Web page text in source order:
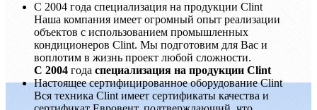
С 2004 года специализация на продукции Clint
Наша компания имеет огромный опыт реализации
объектов с использованием промышленных
кондиционеров Clint. Мы подготовим для Вас и
воплотим в жизнь проект любой сложности.
С 2004 года специализация на продукции Clint
Настоящее сертифицированное оборудование Clint
Вся техника Clint имеет сертификаты качества и